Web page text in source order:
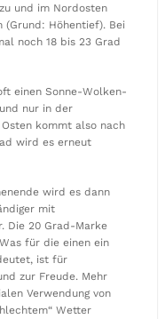
und im Nordosten
(Grund: Höhentief). Bei
noch 18 bis 23 Grad
einen Sonne-Wolken-
nur in der
kommt also nach
wird es erneut
wird es dann
mit
Die 20 Grad-Marke
für die einen ein
ist für
zur Freude. Mehr
Verwendung von
Wetter